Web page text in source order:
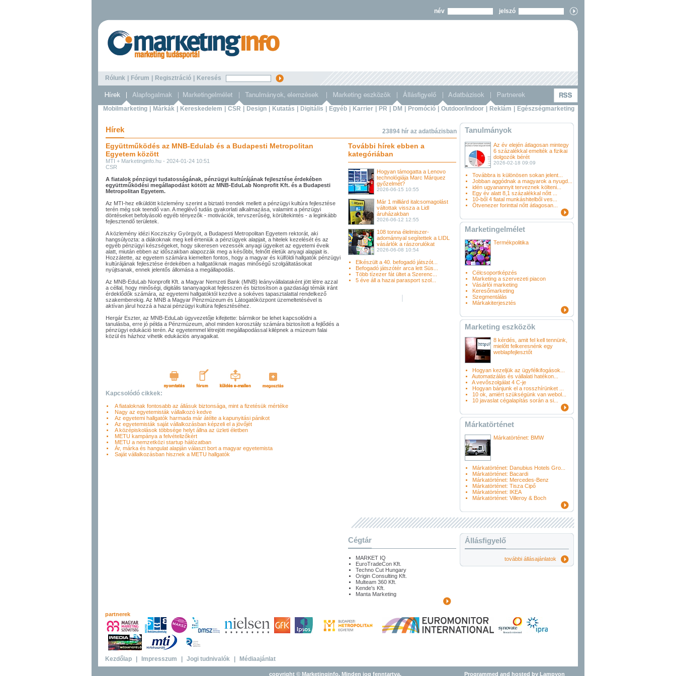
név jelszó
Rólunk Fórum Regisztráció Keresés
Mobilmarketing Márkák Kereskedelem CSR Design Kutatás Digitális Egyéb Karrier PR DM Promóció Outdoor/indoor Reklám Egészségmarketing
Hírek 23894 hír az adatbázisban Tanulmányok
Együttműködés az MNB-Edulab és a Budapesti Metropolitan
Egyetem között
MTI + Marketinginfo.hu - 2024-01-24 10:51
CSR
A fiatalok pénzügyi tudatosságának, pénzügyi kultúrájának fejlesztése érdekében
együttműködési megállapodást kötött az MNB-EduLab Nonprofit Kft. és a Budapesti
Metropolitan Egyetem.
Az MTI-hez elküldött közlemény szerint a biztató trendek mellett a pénzügyi kultúra fejlesztése
terén még sok teendő van. A meglévő tudás gyakorlati alkalmazása, valamint a pénzügyi
döntéseket befolyásoló egyéb tényezők - motivációk, tervszerűség, körültekintés - a leginkább
fejlesztendő területek.
A közlemény idézi Kocziszky Györgyöt, a Budapesti Metropolitan Egyetem rektorát, aki
hangsúlyozta: a diákoknak meg kell érteniük a pénzügyek alapjait, a hitelek kezelését és az
egyéb pénzügyi készségeket, hogy sikeresen vezessék anyagi ügyeiket az egyetemi éveik
alatt, miután ebben az időszakban alapozzák meg a későbbi, felnőtt életük anyagi alapjait is.
Hozzátette, az egyetem számára kiemelten fontos, hogy a magyar és külföldi hallgatók pénzügyi
kultúrájának fejlesztése érdekében a hallgatóknak magas minőségű szolgáltatásokat
nyújtsanak, ennek jelentős állomása a megállapodás.
Az MNB-EduLab Nonprofit Kft. a Magyar Nemzeti Bank (MNB) leányvállalataként jött létre azzal
a céllal, hogy minőségi, digitális tananyagokat fejlesszen és biztosítson a gazdasági témák iránt
érdeklődők számára, az egyetemi hallgatóktól kezdve a sokéves tapasztalattal rendelkező
szakemberekig. Az MNB a Magyar Pénzmúzeum és Látogatóközpont üzemeltetésével is
aktívan járul hozzá a hazai pénzügyi kultúra fejlesztéséhez.
Hergár Eszter, az MNB-EduLab ügyvezetője kifejtette: bármikor be lehet kapcsolódni a
tanulásba, erre jó példa a Pénzmúzeum, ahol minden korosztály számára biztosított a fejlődés a
pénzügyi edukáció terén. Az egyetemmel létrejött megállapodással kilépnek a múzeum falai
közül és házhoz vihetik edukációs anyagaikat.
Kapcsolódó cikkek:
A fiataloknak fontosabb az állásuk biztonsága, mint a fizetésük mértéke
Nagy az egyetemisták vállalkozó kedve
Az egyetemi hallgatók harmada már átélte a kapunyitási pánikot
Az egyetemisták saját vállalkozásban képzeli el a jövőjét
A középiskolások többsége helyt állna az üzleti életben
METU kampánya a felvételizőkért
METU a nemzetközi startup hálózatban
Ár, márka és hangulat alapján választ bort a magyar egyetemista
Saját vállalkozásban hisznek a METU hallgatók
További hírek ebben a
kategóriában
Hogyan támogatta a Lenovo
technológiája Marc Márquez
győzelmét?
2026-06-15 10:55
Már 1 milliárd italcsomagolást
váltottak vissza a Lidl
áruházakban
2026-06-12 12:55
108 tonna élelmiszer-
adománnyal segítettek a LIDL
vásárlók a rászorulókat
2026-06-08 10:54
Elkészült a 40. befogadó játszót...
Befogadó játszótér arca lett Süs...
Több tízezer fát ültet a Szerenc...
5 éve áll a hazai parasport szol...
Az év elején átlagosan mintegy
6 százalékkal emelték a fizikai
dolgozók bérét
2026-02-18 09:09
Továbbra is különösen sokan jelent...
Jobban aggódnak a magyarok a nyugd...
idén ugyanannyit terveznek költeni...
Egy év alatt 8,1 százalékkal nőtt ...
10-ből 4 fiatal munkáshitelből ves...
Ötvenezer forinttal nőtt átlagosan...
Marketingelmélet
Termékpolitika
Célcsoportképzés
Marketing a szervezeti piacon
Vásárlói marketing
Keresőmarketing
Szegmentálás
Márkakiterjesztés
Marketing eszközök
8 kérdés, amit fel kell tennünk,
mielőtt felkeresnénk egy
weblapfejlesztőt
Hogyan kezeljük az ügyfélkifogások...
Automatizálás és vállalati hatékon...
A vevőszolgálat 4 C-je
Hogyan bánjunk el a rosszhírünket ...
10 ok, amiért szükségünk van webol...
10 javaslat cégalapítás során a si...
Márkatörténet
Márkatörténet: BMW
Márkatörténet: Danubius Hotels Gro...
Márkatörténet: Bacardi
Márkatörténet: Mercedes-Benz
Márkatörténet: Tisza Cipő
Márkatörténet: IKEA
Márkatörténet: Villeroy & Boch
Cégtár
MARKET IQ
EuroTradeCon Kft.
Techno Cut Hungary
Origin Consulting Kft.
Multeam 360 Kft.
Kende's Kft.
Manta Marketing
Állásfigyelő
további állásajánlatok
partnerek
Kezdőlap Impresszum Jogi tudnivalók Médiaajánlat
copyright © Marketinginfo. Minden jog fenntartva. Programmed and hosted by Lampyon